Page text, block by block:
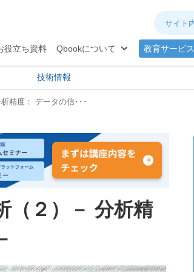
役立ち資料 Qbookについて 教育サービス
技術情報
精度： データの信･･･
（２）－ 分析精